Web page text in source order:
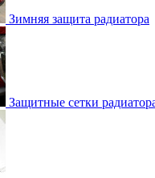
Зимняя защита радиатора
Защитные сетки